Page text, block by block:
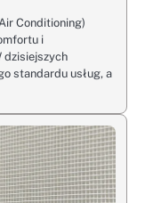
Conditioning)
i
dzisiejszych
standardu usług, a